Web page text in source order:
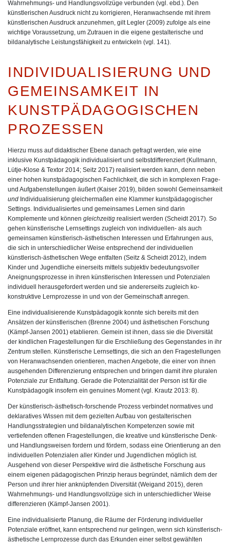
Wahrnehmungs- und Handlungsvollzüge verbunden (vgl. ebd.). Den
künstlerischen Ausdruck nicht zu korrigieren, Heranwachsende mit ihrem
künstlerischen Ausdruck anzunehmen, gilt Legler (2009) zufolge als eine
wichtige Voraussetzung, um Zutrauen in die eigene gestalterische und
bildanalytische Leistungsfähigkeit zu entwickeln (vgl. 141).
INDIVIDUALISIERUNG UND
GEMEINSAMKEIT IN
KUNSTPÄDAGOGISCHEN
PROZESSEN
Hierzu muss auf didaktischer Ebene danach gefragt werden, wie eine
inklusive Kunstpädagogik individualisiert und selbstdifferenziert (Kullmann,
Lütje-Klose & Textor 2014; Seitz 2017) realisiert werden kann, denn neben
einer hohen kunstpädagogischen Fachlichkeit, die sich in komplexen Frage-
und Aufgabenstellungen äußert (Kaiser 2019), bilden sowohl Gemeinsamkeit
und Individualisierung gleichermaßen eine Klammer kunstpädagogischer
Settings. Individualisiertes und gemeinsames Lernen sind darin
Komplemente und können gleichzeitig realisiert werden (Scheidt 2017). So
gehen künstlerische Lernsettings zugleich von individuellen- als auch
gemeinsamen künstlerisch-ästhetischen Interessen und Erfahrungen aus,
die sich in unterschiedlicher Weise entsprechend der individuellen
künstlerisch-ästhetischen Wege entfalten (Seitz & Scheidt 2012), indem
Kinder und Jugendliche einerseits mittels subjektiv bedeutungsvoller
Aneignungsprozesse in ihren künstlerischen Interessen und Potenzialen
individuell herausgefordert werden und sie andererseits zugleich ko-
konstruktive Lernprozesse in und von der Gemeinschaft anregen.
Eine individualisierende Kunstpädagogik konnte sich bereits mit den
Ansätzen der künstlerischen (Brenne 2004) und ästhetischen Forschung
(Kämpf-Jansen 2001) etablieren. Gemein ist ihnen, dass sie die Diversität
der kindlichen Fragestellungen für die Erschließung des Gegenstandes in ihr
Zentrum stellen. Künstlerische Lernsettings, die sich an den Fragestellungen
von Heranwachsenden orientieren, machen Angebote, die einer von ihnen
ausgehenden Differenzierung entsprechen und bringen damit ihre pluralen
Potenziale zur Entfaltung. Gerade die Potenzialität der Person ist für die
Kunstpädagogik insofern ein genuines Moment (vgl. Krautz 2013: 8).
Der künstlerisch-ästhetisch-forschende Prozess verbindet normatives und
deklaratives Wissen mit dem gezielten Aufbau von gestalterischen
Handlungsstrategien und bildanalytischen Kompetenzen sowie mit
vertiefenden offenen Fragestellungen, die kreative und künstlerische Denk-
und Handlungsweisen fordern und fördern, sodass eine Orientierung an den
individuellen Potenzialen aller Kinder und Jugendlichen möglich ist.
Ausgehend von dieser Perspektive wird die ästhetische Forschung aus
einem eigenen pädagogischen Prinzip heraus begründet, nämlich dem der
Person und ihrer hier anknüpfenden Diversität (Weigand 2015), deren
Wahrnehmungs- und Handlungsvollzüge sich in unterschiedlicher Weise
differenzieren (Kämpf-Jansen 2001).
Eine individualisierte Planung, die Räume der Förderung individueller
Potenziale eröffnet, kann entsprechend nur gelingen, wenn sich künstlerisch-
ästhetische Lernprozesse durch das Erkunden einer selbst gewählten